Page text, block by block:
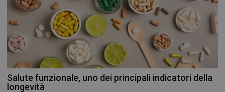
Salute funzionale, uno dei principali indicatori della
longevità